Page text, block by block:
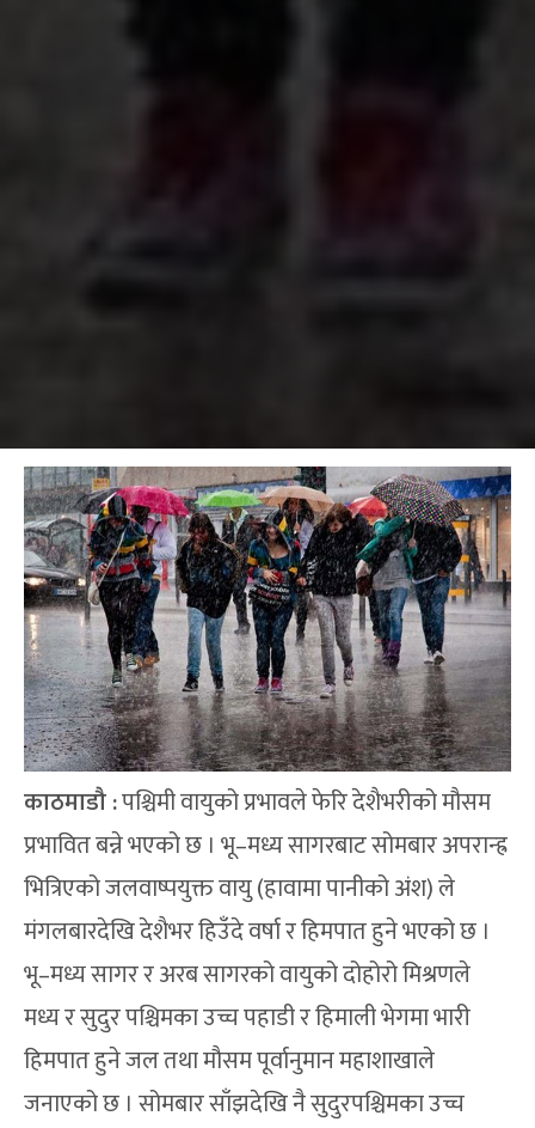
काठमाडौ :पश्चिमी वायुको प्रभावले फेरि देशैभरीको मौसम
प्रभावित बन्ने भएको छ । भू–मध्य सागरबाट सोमबार अपरान्ह्र
भित्रिएको जलवाष्पयुक्त वायु (हावामा पानीको अंश) ले
मंगलबारदेखि देशैभर हिउँदे वर्षा र हिमपात हुने भएको छ ।
भू–मध्य सागर र अरब सागरको वायुको दोहोरो मिश्रणले
मध्य र सुदुर पश्चिमका उच्च पहाडी र हिमाली भेगमा भारी
हिमपात हुने जल तथा मौसम पूर्वानुमान महाशाखाले
जनाएको छ । सोमबार साँझदेखि नै सुदुरपश्चिमका उच्च